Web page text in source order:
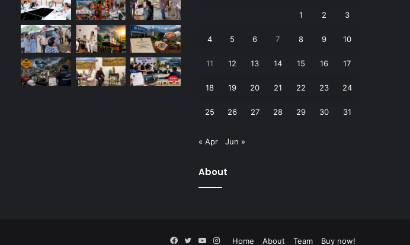
1 2 3
4 5 6 7 8 9 10
11 12 13 14 15 16 17
18 19 20 21 22 23 24
25 26 27 28 29 30 31
« Apr Jun »
About
Home About Team Buy now!
Facebook
TwitterYouTube
Instagram